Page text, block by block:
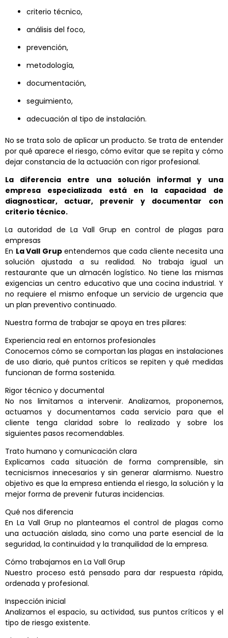
criterio técnico,
análisis del foco,
prevención,
metodología,
documentación,
seguimiento,
adecuación al tipo de instalación.
No se trata solo de aplicar un producto. Se trata de entender
por qué aparece el riesgo, cómo evitar que se repita y cómo
dejar constancia de la actuación con rigor profesional.
La diferencia entre una solución informal y una
empresa especializada está en la capacidad de
diagnosticar, actuar, prevenir y documentar con
criterio técnico.
La autoridad de La Vall Grup en control de plagas para
empresas
En La Vall Grupentendemos que cada cliente necesita una
solución ajustada a su realidad. No trabaja igual un
restaurante que un almacén logístico. No tiene las mismas
exigencias un centro educativo que una cocina industrial. Y
no requiere el mismo enfoque un servicio de urgencia que
un plan preventivo continuado.
Nuestra forma de trabajar se apoya en tres pilares:
Experiencia real en entornos profesionales
Conocemos cómo se comportan las plagas en instalaciones
de uso diario, qué puntos críticos se repiten y qué medidas
funcionan de forma sostenida.
Rigor técnico y documental
No nos limitamos a intervenir. Analizamos, proponemos,
actuamos y documentamos cada servicio para que el
cliente tenga claridad sobre lo realizado y sobre los
siguientes pasos recomendables.
Trato humano y comunicación clara
Explicamos cada situación de forma comprensible, sin
tecnicismos innecesarios y sin generar alarmismo. Nuestro
objetivo es que la empresa entienda el riesgo, la solución y la
mejor forma de prevenir futuras incidencias.
Qué nos diferencia
En La Vall Grup no planteamos el control de plagas como
una actuación aislada, sino como una parte esencial de la
seguridad, la continuidad y la tranquilidad de la empresa.
Cómo trabajamos en La Vall Grup
Nuestro proceso está pensado para dar respuesta rápida,
ordenada y profesional.
Inspección inicial
Analizamos el espacio, su actividad, sus puntos críticos y el
tipo de riesgo existente.